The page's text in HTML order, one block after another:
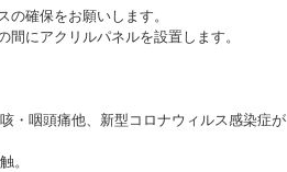
確保をお願いします。
にアクリルパネルを設置します。
・咽頭痛他、新型コロナウィルス感染症が
。